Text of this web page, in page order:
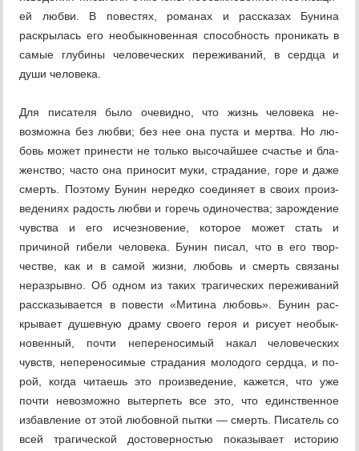
ей любви. В повестях, романах и рассказах Бунина
раскрылась его необыкновенная способность проникать в
самые глубины человеческих переживаний, в сердца и
души человека.
Для писателя было очевидно, что жизнь человека не­
возможна без любви; без нее она пуста и мертва. Но лю­
бовь может принести не только высочайшее счастье и бла­
женство; часто она приносит муки, страдание, горе и даже
смерть. Поэтому Бунин нередко соединяет в своих произ­
ведениях радость любви и горечь одиночества; зарожде­ние
чувства и его исчезновение, которое может стать и
причиной гибели человека. Бунин писал, что в его твор­
честве, как и в самой жизни, любовь и смерть связаны
неразрывно. Об одном из таких трагических переживаний
рассказывается в повести «Митина любовь». Бунин рас­
крывает душевную драму своего героя и рисует необык­
новенный, почти непереносимый накал человеческих
чувств, непереносимые страдания молодого сердца, и по­
рой, когда читаешь это произведение, кажется, что уже
почти невозможно вытерпеть все это, что единственное
избавление от этой любовной пытки — смерть. Писатель со
всей трагической достоверностью показывает историю